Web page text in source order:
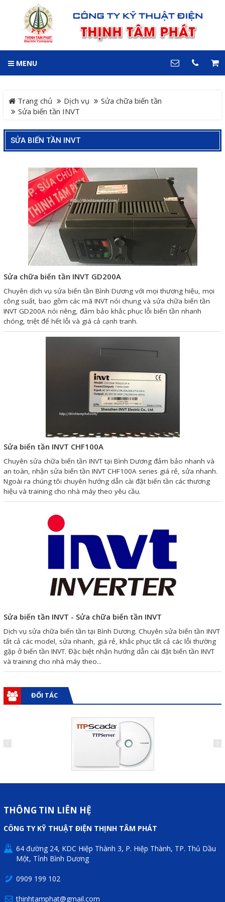
MENU
Trang chủ Dịch vụ
Sửa chữa biến tần
Sửa biến tần INVT
SỬA BIẾN TẦN INVT
Sửa chữa biến tần INVT GD200A
Chuyên dịch vụ sửa biến tần Bình Dương với mọi thương hiệu, mọi
công suất, bao gồm các mã INVT nói chung và sửa chữa biến tần
INVT GD200A nói riêng, đảm bảo khắc phục lỗi biến tần nhanh
chóng, triệt để hết lỗi và giá cả cạnh tranh.
Sửa biến tần INVT CHF100A
Chuyên sửa chữa biến tần INVT tại Bình Dương đảm bảo nhanh và
an toàn, nhận sửa biến tần INVT CHF100A series giá rẻ, sửa nhanh.
Ngoài ra chúng tôi chuyên hướng dẫn cài đặt biến tần các thương
hiệu và training cho nhà máy theo yêu cầu.
Sửa biến tần INVT - Sửa chữa biến tần INVT
Dịch vụ sửa chữa biến tần tại Bình Dương. Chuyên sửa biến tần INVT
tất cả các model, sửa nhanh, giá rẻ, khắc phục tất cả các lỗi thường
gặp ở biến tần INVT. Đặc biệt nhận hướng dẫn cài đặt biến tần INVT
và training cho nhà máy theo...
ĐỐI TÁC
THÔNG TIN LIÊN HỆ
CÔNG TY KỸ THUẬT ĐIỆN THỊNH TÂM PHÁT
64 đường 24, KDC Hiệp Thành 3, P. Hiệp Thành, TP. Thủ Dầu
Một, Tỉnh Bình Dương
0909 199 102
thinhtamphat@gmail.com
Trang chủ
Sản phẩm
Hệ Thống Cảnh Báo An
Toàn Xe Nâng
Hệ thống điều khiển giám
sát và thu thập dữ liệu
Giải pháp quản lý bằng mã
vạch
Bảng LED điện tử
Bảng điện tử năng suất
Bảng Led hiển thị nhiệt độ
độ ẩm
Màn hình cảm ứng HMI
Máy tính công nghiệp
Cáp lập trình PLC - HMI -
Servo
Thiết bị thu thập dữ liệu,
truyền và lưu trữ dữ liệu
Thiết bị điều khiển và giám
Thiết bị cảnh báo
Thiết bị đo lường - Cảm biến
Bộ điều khiển nhiệt độ
Bộ đếm - Bộ hẹn giờ
Đồng hồ đo đa năng
Sửa chữa biến tần
Sửa chữa PLC
Sửa chữa màn hình HMI
Sửa Bộ điều khiển Servo, Bộ
điều khiển motor bước
Sửa chữa bộ nguồn
GIỎ HÀNG
LIÊN HỆ
Hotline
64 đường 24, KDC Hiệp
Thủ Dầu Một, Tỉnh Bình
COPYRIGHT 2018. ALL RIGHTS RESERVED